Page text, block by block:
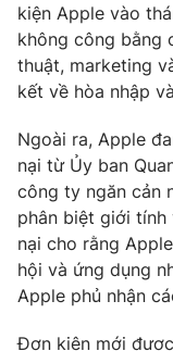
Theo dõi báo trên
Cơ quan chủ quản:
Cơ quan báo chí:
Giấy phép hoạt
cấp ngày 29/12/2023
Tổng Biên tập: Vũ
Phó Tổng Biên tập:
Nguyễn Trọng Ninh
Tổng đài VTV:
kiện Apple vào
không công bằng
thuật, marketing
kết về hòa nhập
Ngoài ra, Apple
nại từ Ủy ban
công ty ngăn cản
phân biệt giới tính
nại cho rằng
hội và ứng dụng
Apple phủ nhận
Đơn kiện mới